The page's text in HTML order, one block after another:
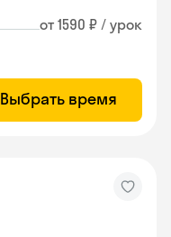
от 1590 ₽ / урок
Выбрать время